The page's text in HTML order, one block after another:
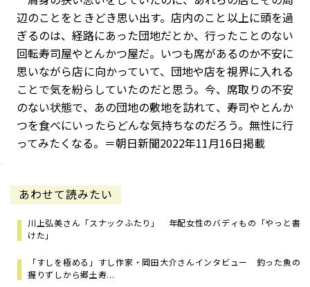
辺のことをときどき思い出す。店内のこと以上に頭を過
ぎるのは、経路にあった団地だとか、行ったことのない
回転寿司屋やとんかつ屋だ。いつも席があるのか不安に
思いながら店に向かっていて、団地や店を視界に入れる
ことで気を紛らしていたのだと思う。今、席取りの不安
のない状態で、あの団地の敷地を訪れて、寿司やとんか
つを食べにいったらどんな気持ちなのだろう。無性に行
ってみたくなる。＝朝日新聞2022年11月16日掲載
あわせて読みたい
川上弘美さん「スナックふたり」 年配女性のバディもの「やっと書
けた」
「すしを極める」すし作家・岡田大介さんインタビュー 釣った魚の
握りずしから郷土寿...